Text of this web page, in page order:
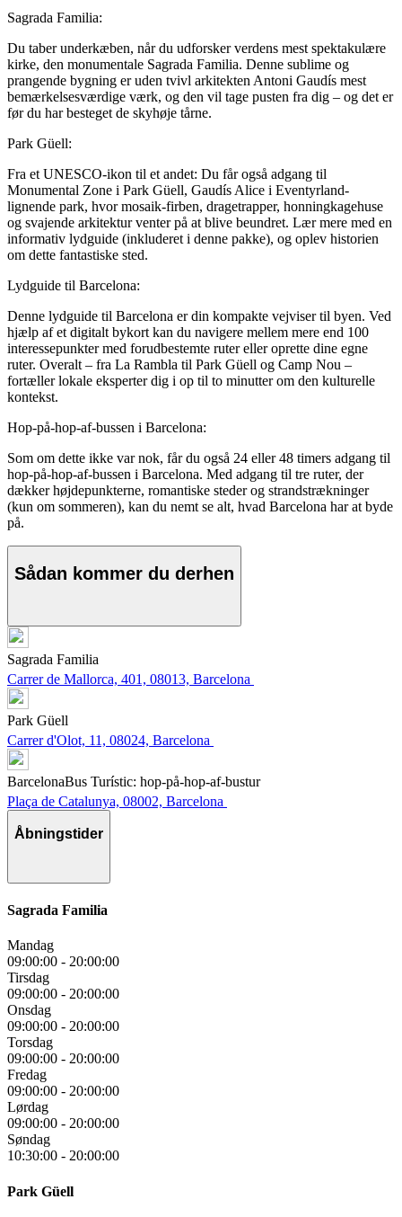
Sagrada Familia:
Du taber underkæben, når du udforsker verdens mest spektakulære
kirke, den monumentale Sagrada Familia. Denne sublime og
prangende bygning er uden tvivl arkitekten Antoni Gaudís mest
bemærkelsesværdige værk, og den vil tage pusten fra dig – og det er
før du har besteget de skyhøje tårne.
Park Güell:
Fra et UNESCO-ikon til et andet: Du får også adgang til
Monumental Zone i Park Güell, Gaudís Alice i Eventyrland-
lignende park, hvor mosaik-firben, dragetrapper, honningkagehuse
og svajende arkitektur venter på at blive beundret. Lær mere med en
informativ lydguide (inkluderet i denne pakke), og oplev historien
om dette fantastiske sted.
Lydguide til Barcelona:
Denne lydguide til Barcelona er din kompakte vejviser til byen. Ved
hjælp af et digitalt bykort kan du navigere mellem mere end 100
interessepunkter med forudbestemte ruter eller oprette dine egne
ruter. Overalt – fra La Rambla til Park Güell og Camp Nou –
fortæller lokale eksperter dig i op til to minutter om den kulturelle
kontekst.
Hop-på-hop-af-bussen i Barcelona:
Som om dette ikke var nok, får du også 24 eller 48 timers adgang til
hop-på-hop-af-bussen i Barcelona. Med adgang til tre ruter, der
dækker højdepunkterne, romantiske steder og strandstrækninger
(kun om sommeren), kan du nemt se alt, hvad Barcelona har at byde
på.
Sådan kommer du derhen
Sagrada Familia
Carrer de Mallorca, 401, 08013, Barcelona
Park Güell
Carrer d'Olot, 11, 08024, Barcelona
BarcelonaBus Turístic: hop-på-hop-af-bustur
Plaça de Catalunya, 08002, Barcelona
Åbningstider
Sagrada Familia
Mandag
09:00:00 - 20:00:00
Tirsdag
09:00:00 - 20:00:00
Onsdag
09:00:00 - 20:00:00
Torsdag
09:00:00 - 20:00:00
Fredag
09:00:00 - 20:00:00
Lørdag
09:00:00 - 20:00:00
Søndag
10:30:00 - 20:00:00
Park Güell